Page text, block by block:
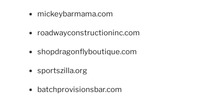
mickeybarmama.com
roadwayconstructioninc.com
shopdragonflyboutique.com
sportszilla.org
batchprovisionsbar.com